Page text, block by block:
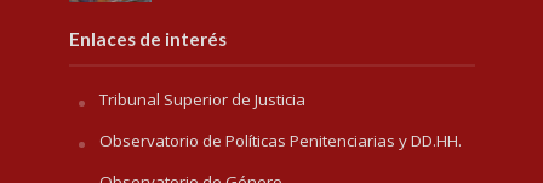
Enlaces de interés
Tribunal Superior de Justicia
Observatorio de Políticas Penitenciarias y DD.HH.